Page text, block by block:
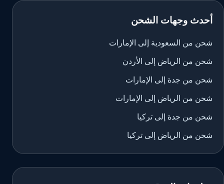
أحدث وجهات الشحن
شحن من السعودية إلى الإمارات
شحن من الرياض إلى الأردن
شحن من جدة إلى الإمارات
شحن من الرياض إلى الإمارات
شحن من جدة إلى تركيا
شحن من الرياض إلى تركيا